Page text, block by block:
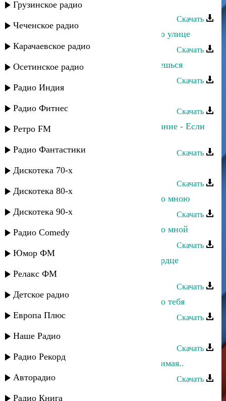
Грузинское радио
Чеченское радио
Карачаевское радио
Осетинское радио
Радио Индия
Радио Фитнес
Ретро FM
Радио Фантастики
Дискотека 70-х
Дискотека 80-х
Дискотека 90-х
Радио Comedy
Юмор ФМ
Релакс ФМ
Детское радио
Европа Плюс
Наше Радио
Радио Рекорд
Авторадио
Радио Книга
Кристина - Если ты придешь
Скачать
Сулик Садыков - Если ты идешь по улице
Скачать
Лариса Гаджиева - Если ты улыбнешься
Скачать
Скачать
Мурад Абдуллаев и Прямое попадание - Если
ты
Скачать
Прямое попадание - Если ты
Скачать
Рустам Ахмедханов - Если ты не со мною
Скачать
Рустам Ахмедханов - Если ты не со мной
Скачать
Марина Мустафаева - Если мое сердце
захочет
Скачать
Малик Магомедов - Если б не было тебя
Скачать
Адиль Уцумуев - Если нет тебя
Скачать
Тимур Темиров - Если б тебя, любимая..
Скачать
Насрудин Алиев - Если ты рядом